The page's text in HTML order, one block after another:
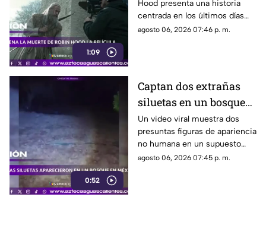
1:09
Hood presenta una historia
centrada en los últimos días
del legendario arquero,
agosto 06, 2026 07:46 p. m.
0:52
Captan dos extrañas
siluetas en un bosque
de México
Un video viral muestra dos
presuntas figuras de apariencia
no humana en un supuesto
bosque de México. Su
agosto 06, 2026 07:45 p. m.